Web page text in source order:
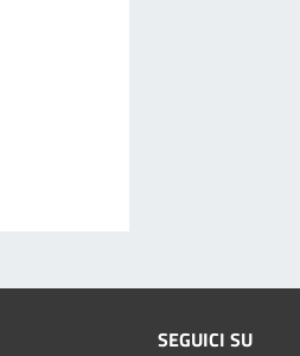
SEGUICI SU